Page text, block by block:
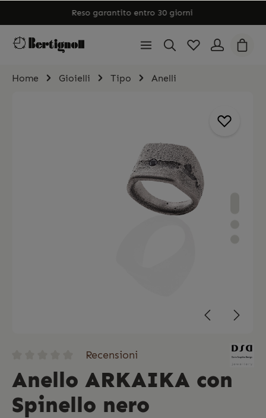
Home Gioielli Tipo Anelli
Recensioni
Anello ARKAIKA con
Spinello nero